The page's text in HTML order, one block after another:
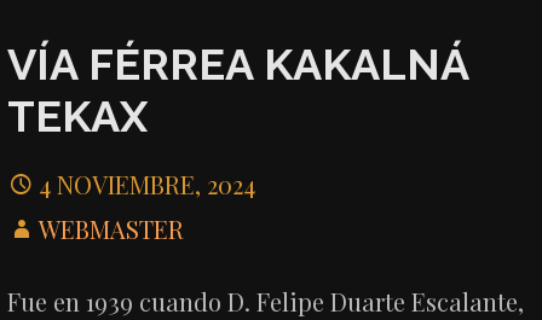
VÍA FÉRREA KAKALNÁ
TEKAX
4 NOVIEMBRE, 2024
WEBMASTER
Fue en 1939 cuando D. Felipe Duarte Escalante,